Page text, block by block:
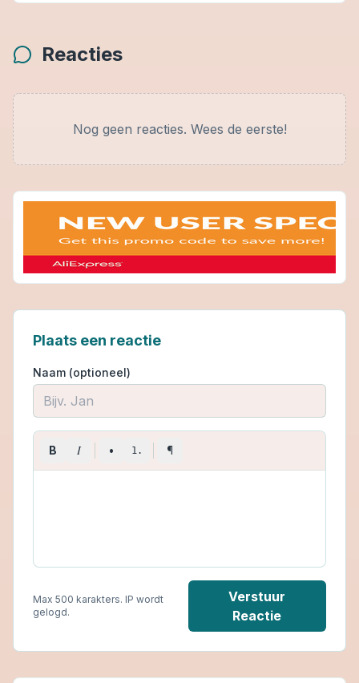
Reacties
Nog geen reacties. Wees de eerste!
Plaats een reactie
Naam (optioneel)
B I • 1. ¶
Max 500 karakters. IP wordt
gelogd.
Verstuur
Reactie